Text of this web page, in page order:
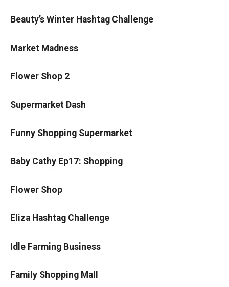
Beauty’s Winter Hashtag Challenge
Market Madness
Flower Shop 2
Supermarket Dash
Funny Shopping Supermarket
Baby Cathy Ep17: Shopping
Flower Shop
Eliza Hashtag Challenge
Idle Farming Business
Family Shopping Mall